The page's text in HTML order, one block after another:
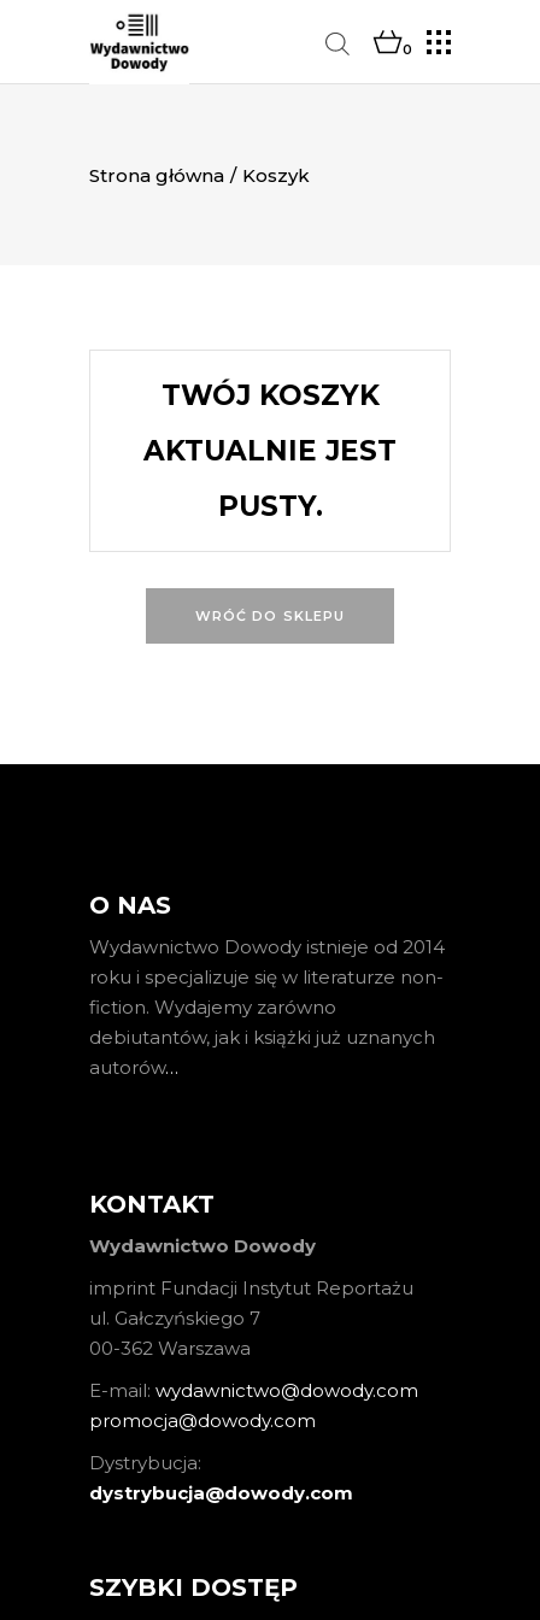
0
Strona główna / Koszyk
TWÓJ KOSZYK
AKTUALNIE JEST
PUSTY.
WRÓĆ DO SKLEPU
O NAS
Wydawnictwo Dowody istnieje od 2014
roku i specjalizuje się w literaturze non-
fiction. Wydajemy zarówno
debiutantów, jak i książki już uznanych
autorów…
KONTAKT
Wydawnictwo Dowody
imprint Fundacji Instytut Reportażu
ul. Gałczyńskiego 7
00-362 Warszawa
E-mail: wydawnictwo@dowody.com
promocja@dowody.com
Dystrybucja:
dystrybucja@dowody.com
SZYBKI DOSTĘP